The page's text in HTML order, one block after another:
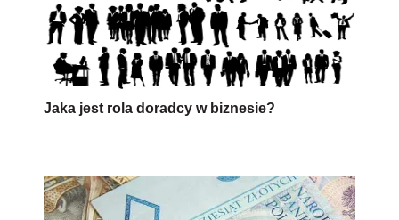
Jaka jest rola doradcy w biznesie?